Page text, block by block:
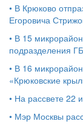
• В Крюково
Егоровича
• В 15
подразделения
• В 16
«Крюковские
• На рассвете 22
• Мэр Москвы